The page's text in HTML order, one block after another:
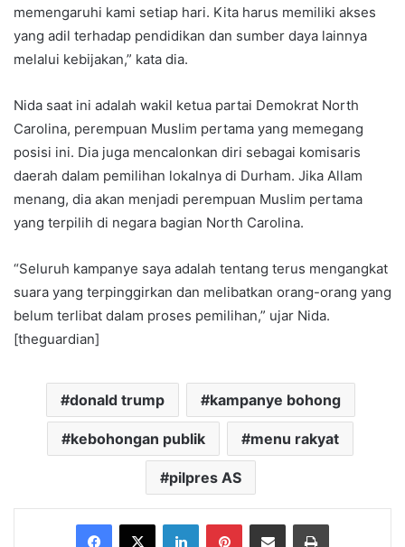
memengaruhi kami setiap hari. Kita harus memiliki akses
yang adil terhadap pendidikan dan sumber daya lainnya
melalui kebijakan,” kata dia.
Nida saat ini adalah wakil ketua partai Demokrat North
Carolina, perempuan Muslim pertama yang memegang
posisi ini. Dia juga mencalonkan diri sebagai komisaris
daerah dalam pemilihan lokalnya di Durham. Jika Allam
menang, dia akan menjadi perempuan Muslim pertama
yang terpilih di negara bagian North Carolina.
“Seluruh kampanye saya adalah tentang terus mengangkat
suara yang terpinggirkan dan melibatkan orang-orang yang
belum terlibat dalam proses pemilihan,” ujar Nida.
[theguardian]
donald trump kampanye bohong
kebohongan publik menu rakyat
pilpres AS
Facebook
X LinkedInPinterestShare via Email Print